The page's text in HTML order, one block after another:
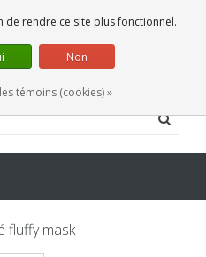
0 Articles
fluffy mask
de rendre ce site plus fonctionnel.
Non
témoins (cookies) »